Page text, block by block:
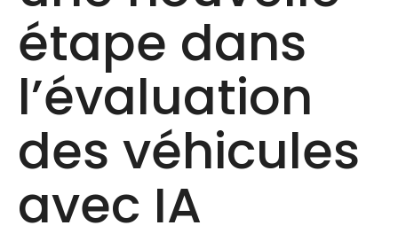
étape dans
l’évaluation
des véhicules
avec IA